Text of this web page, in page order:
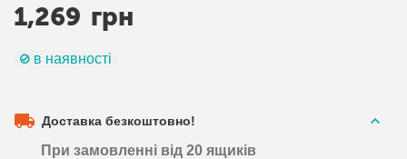
1,269 грн
в наявності
Доставка безкоштовно!
При замовленні від 20 ящиків